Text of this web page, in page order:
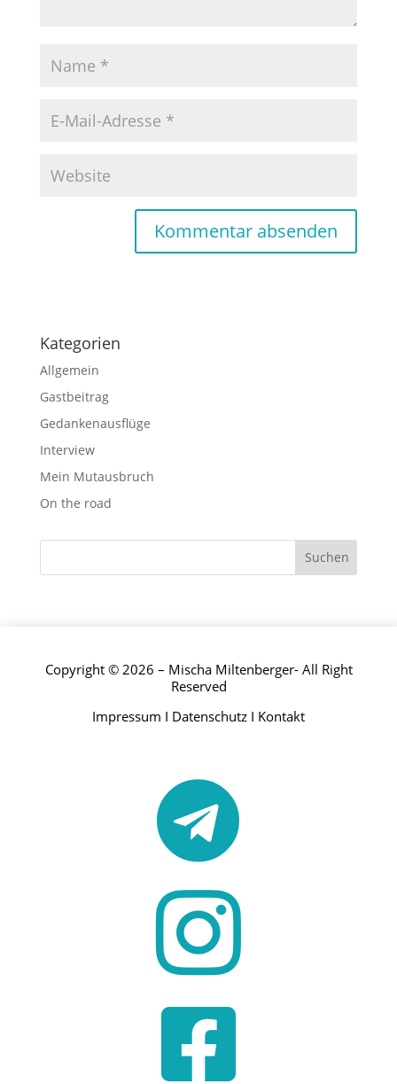
Kategorien
Allgemein
Gastbeitrag
Gedankenausflüge
Interview
Mein Mutausbruch
On the road
Copyright © 2026 – Mischa Miltenberger- All Right
Reserved
Impressum I Datenschutz I Kontakt


